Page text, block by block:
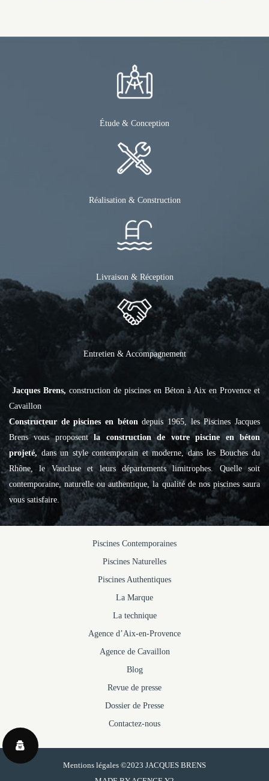
Étude & Conception
Réalisation & Construction
Livraison & Réception
Entretien & Accompagnement
Jacques Brens, construction de piscines en Béton à Aix en Provence et
Cavaillon
Constructeur de piscines en bétondepuis 1965, les Piscines Jacques
Brens vous proposentla construction de votre piscine en béton
projeté, dans un style contemporain et moderne, dans les Bouches du
Rhône, le Vaucluse et leurs départements limitrophes. Quelle soit
contemporaine, naturelle ou authentique, la qualité de nos piscines saura
vous satisfaire.
Piscines Contemporaines
Piscines Naturelles
Piscines Authentiques
La Marque
La technique
Agence d’Aix-en-Provence
Agence de Cavaillon
Blog
Revue de presse
Dossier de Presse
Contactez-nous
Mentions légales ©2023 JACQUES BRENS